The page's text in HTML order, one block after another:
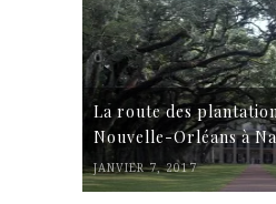
La route des
Nouvelle-Orléans à
JANVIER 7, 2017